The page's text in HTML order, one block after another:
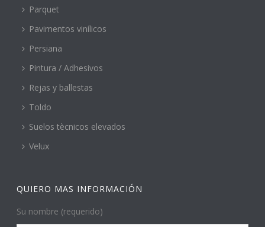
Parquet
Pavimentos vinílicos
Persiana
Pintura / Adhesivos
Rejas y ballestas
Toldo
Suelos tècnicos elevados
Velux
QUIERO MAS INFORMACIÓN
Su nombre (requerido)